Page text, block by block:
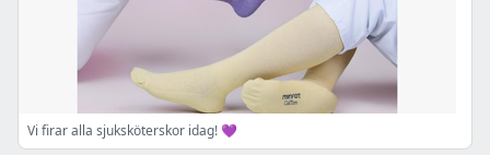
Vi firar alla sjuksköterskor idag! 💜